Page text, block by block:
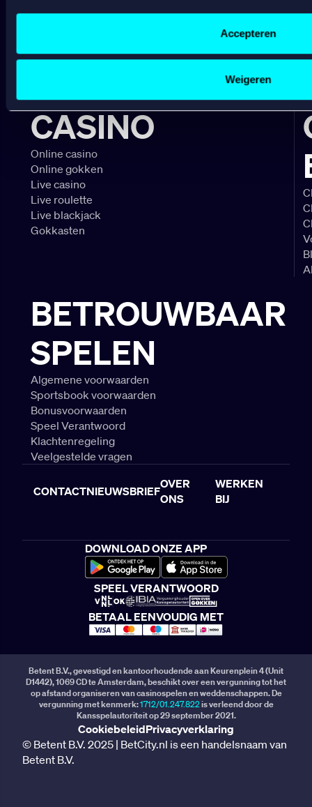
Advertentie- en contentmeting, inzichten in het publiek
Sociale media functionaliteit.
Accepteren
Weigeren
Wedden op Ajax
CASINO
Online casino
Online gokken
Live casino
Live roulette
Live blackjack
Gokkasten
BETROUWBAAR
SPELEN
Algemene voorwaarden
Sportsbook voorwaarden
Bonusvoorwaarden
Speel Verantwoord
Klachtenregeling
Veelgestelde vragen
CONTACTNIEUWSBRIEF
OVER
ONS
WERKEN
BIJ
DOWNLOAD ONZE APP
SPEEL VERANTWOORD
BETAAL EENVOUDIG MET
Betent B.V., gevestigd en kantoorhoudende aan Keurenplein 4 (Unit
D1442), 1069 CD te Amsterdam, beschikt over een vergunning tot het
op afstand organiseren van casinospelen en weddenschappen. De
vergunning met kenmerk:1712/01.247.822is verleend door de
Kansspelautoriteit op 29 september 2021.
CookiebeleidPrivacyverklaring
© Betent B.V. 2025 | BetCity.nl is een handelsnaam van
Betent B.V.